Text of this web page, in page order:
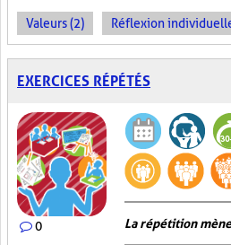
Valeurs (2) Réflexion
EXERCICES RÉPÉTÉS
0 La répétition